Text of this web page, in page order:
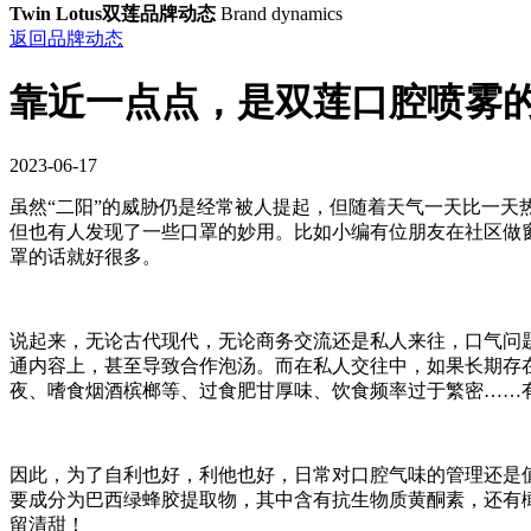
Twin Lotus双莲品牌动态 Brand dynamics
返回品牌动态
靠近一点点，是双莲口腔喷雾
2023-06-17
虽然“二阳”的威胁仍是经常被人提起，但随着天气一天比一
但也有人发现了一些口罩的妙用。比如小编有位朋友在社区
罩的话就好很多。
说起来，无论古代现代，无论商务交流还是私人来往，口气
通内容上，甚至导致合作泡汤。而在私人交往中，如果长期
夜、嗜食烟酒槟榔等、过食肥甘厚味、饮食频率过于繁密……
因此，为了自利也好，利他也好，日常对口腔气味的管理还
要成分为巴西绿蜂胶提取物，其中含有抗生物质黄酮素，还
留清甜！